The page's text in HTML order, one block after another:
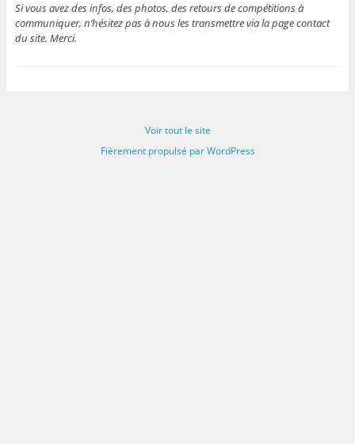
Si vous avez des infos, des photos, des retours de compétitions à
communiquer, n’hésitez pas à nous les transmettre via la page contact
du site. Merci.
Voir tout le site
Fièrement propulsé par WordPress